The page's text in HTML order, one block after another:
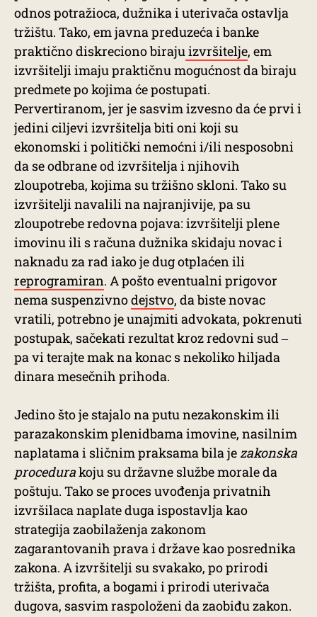
odnos potražioca, dužnika i uterivača ostavlja
tržištu. Tako, em javna preduzeća i banke
praktično diskreciono birajuizvršitelje, em
izvršitelji imaju praktičnu mogućnost da biraju
predmete po kojima će postupati.
Pervertiranom, jer je sasvim izvesno da će prvi i
jedini ciljevi izvršitelja biti oni koji su
ekonomski i politički nemoćni i/ili nesposobni
da se odbrane od izvršitelja i njihovih
zloupotreba, kojima su tržišno skloni. Tako su
izvršitelji navalili na najranjivije, pa su
zloupotrebe redovna pojava: izvršitelji plene
imovinu ili s računa dužnika skidaju novac i
naknadu za rad iako je dug otplaćen ili
reprogramiran. A pošto eventualni prigovor
nema suspenzivnodejstvo, da biste novac
vratili, potrebno je unajmiti advokata, pokrenuti
postupak, sačekati rezultat kroz redovni sud ‒
pa vi terajte mak na konac s nekoliko hiljada
dinara mesečnih prihoda.
Jedino što je stajalo na putu nezakonskim ili
parazakonskim plenidbama imovine, nasilnim
naplatama i sličnim praksama bila je zakonska
procedurakoju su državne službe morale da
poštuju. Tako se proces uvođenja privatnih
izvršilaca naplate duga ispostavlja kao
strategija zaobilaženja zakonom
zagarantovanih prava i države kao posrednika
zakona. A izvršitelji su svakako, po prirodi
tržišta, profita, a bogami i prirodi uterivača
dugova, sasvim raspoloženi da zaobiđu zakon.